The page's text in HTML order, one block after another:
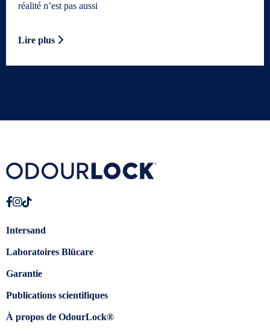
réalité n’est pas aussi
Lire plus
Intersand
Laboratoires Blücare
Garantie
Publications scientifiques
À propos de OdourLock®